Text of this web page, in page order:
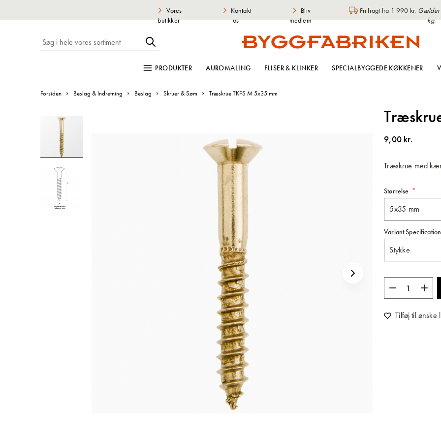
Vores
butikker
Kontakt
os
Bliv
medlem
Fri fragt fra 1 990 kr. Gælder
kg.
PRODUKTER AUROMALING FLISER & KLINKER SPECIALBYGGEDE KØKKENER
Forsiden Beslag & Indretning Beslag Skruer & Søm Træskrue TKFS M 5x35 mm
slutningen
billedgalleriet
9,00 kr.
Træskrue med
Størrelse
Variant Specification
Tilføj til ønske